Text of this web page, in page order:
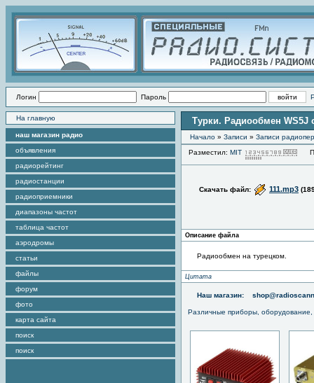
Логин Пароль
На главную
наш магазин радио
объявления
радиорейтинг
радиостанции
радиоприемники
диапазоны частот
таблица частот
аэродромы
статьи
файлы
форум
фото
карта сайта
поиск
поиск
Турки. Радиообмен WS5J
Начало » Записи » Записи
Разместил: MIT
Скачать файл: 111.mp3
Описание файла
Радиообмен на турецком.
Цитата
Наш магазин:
Различные приборы,